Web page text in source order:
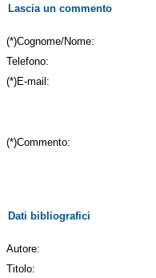
Lascia un commento
(*)Cognome/Nome:
Telefono:
(*)E-mail:
(*)Commento:
Dati bibliografici
Autore:
Titolo: